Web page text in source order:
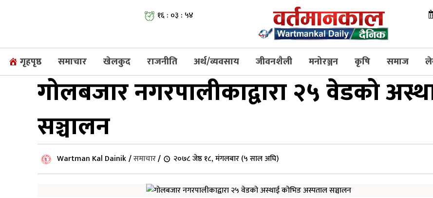
१६ : ०३ : ५५
गृहपृष्ठ समाचार खेलकुद राजनीति अर्थ/व्यवसाय जीवनशैली मनोरञ्जन कृषि समाज
गोलबजार नगरपालीकाद्वारा २५ वेडको
सञ्चालन
Wartman Kal Dainik/समाचार/ २०७८ जेष्ठ १८, मंगलबार (५ साल अघि)